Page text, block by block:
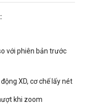
với phiên bản trước
XD, cơ chế lấy nét
khi zoom